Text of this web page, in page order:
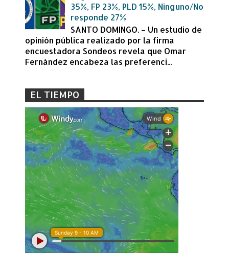
35%, FP 23%, PLD 15%, Ninguno/No
responde 27%
SANTO DOMINGO. – Un estudio de
opinión pública realizado por la firma
encuestadora Sondeos revela que Omar
Fernández encabeza las preferenci...
EL TIEMPO